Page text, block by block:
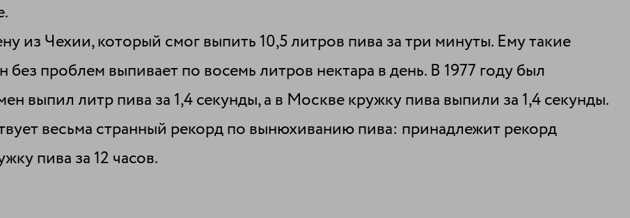
из Чехии, который смог выпить 10,5 литров пива за три минуты. Ему такие
проблем выпивает по восемь литров нектара в день. В 1977 году был
выпил литр пива за 1,4 секунды, а в Москве кружку пива выпили за 1,4 секунды.
весьма странный рекорд по вынюхиванию пива: принадлежит рекорд
пива за 12 часов.